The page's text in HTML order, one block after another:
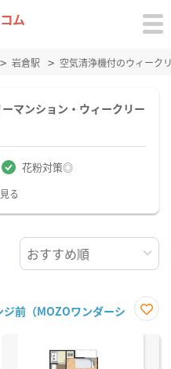
岩倉駅 空気清浄機付のウィーク
マンション・ウィークリー
花粉対策◎
る
前（MOZOワンダーシ
に入